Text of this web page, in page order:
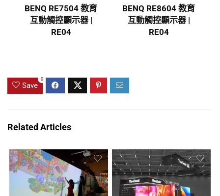
BENQ RE7504 教育
互動觸控顯示器 |
RE04
BENQ RE8604 教育
互動觸控顯示器 |
RE04
Save
0
Related Articles